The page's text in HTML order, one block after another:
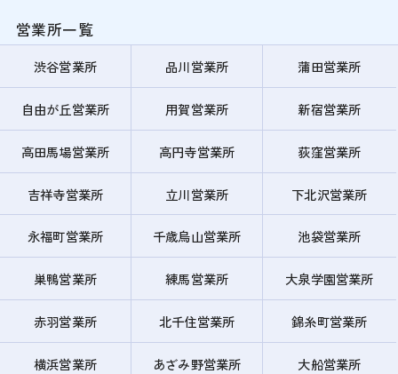
営業所一覧
渋谷営業所 品川営業所 蒲田営業所
自由が丘営業所 用賀営業所 新宿営業所
高田馬場営業所 高円寺営業所 荻窪営業所
吉祥寺営業所 立川営業所 下北沢営業所
永福町営業所 千歳烏山営業所 池袋営業所
巣鴨営業所 練馬営業所 大泉学園営業所
赤羽営業所 北千住営業所 錦糸町営業所
横浜営業所 あざみ野営業所 大船営業所